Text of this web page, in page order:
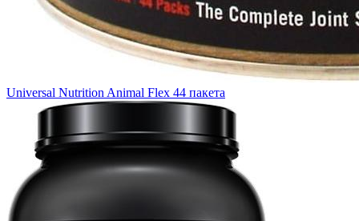
Universal Nutrition Animal Flex 44 пакета